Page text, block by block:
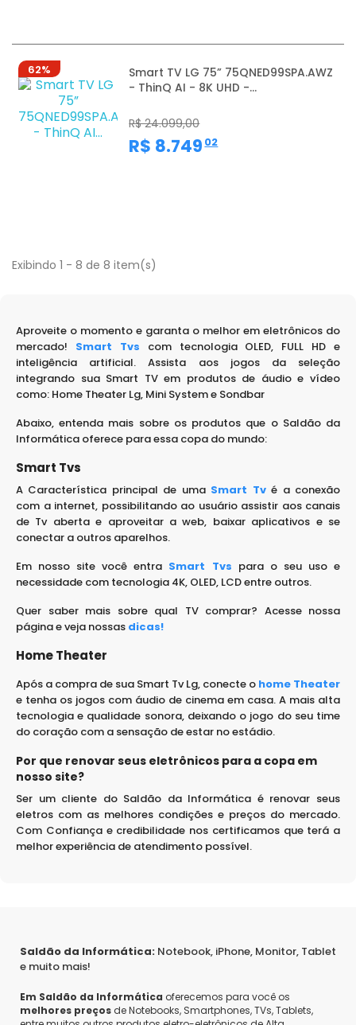
62%
Smart TV LG 75” 75QNED99SPA.AWZ
- ThinQ AI - 8K UHD -...
R$ 24.099,00
R$ 8.749 ,02
Exibindo 1 - 8 de 8 item(s)
Aproveite o momento e garanta o melhor em eletrônicos do
mercado! Smart Tvs com tecnologia OLED, FULL HD e
inteligência artificial. Assista aos jogos da seleção
integrando sua Smart TV em produtos de áudio e vídeo
como: Home Theater Lg, Mini System e Sondbar
Abaixo, entenda mais sobre os produtos que o Saldão da
Informática oferece para essa copa do mundo:
Smart Tvs
A Característica principal de uma Smart Tvé a conexão
com a internet, possibilitando ao usuário assistir aos canais
de Tv aberta e aproveitar a web, baixar aplicativos e se
conectar a outros aparelhos.
Em nosso site você entra Smart Tvs para o seu uso e
necessidade com tecnologia 4K, OLED, LCD entre outros.
Quer saber mais sobre qual TV comprar? Acesse nossa
página e veja nossas dicas!
Home Theater
Após a compra de sua Smart Tv Lg, conecte o home Theater
e tenha os jogos com áudio de cinema em casa. A mais alta
tecnologia e qualidade sonora, deixando o jogo do seu time
do coração com a sensação de estar no estádio.
Por que renovar seus eletrônicos para a copa em
nosso site?
Ser um cliente do Saldão da Informática é renovar seus
eletros com as melhores condições e preços do mercado.
Com Confiança e credibilidade nos certificamos que terá a
melhor experiência de atendimento possível.
Saldão da Informática: Notebook, iPhone, Monitor, Tablet
e muito mais!
Em Saldão da Informática oferecemos para você os
melhores preços de Notebooks, Smartphones, TVs, Tablets,